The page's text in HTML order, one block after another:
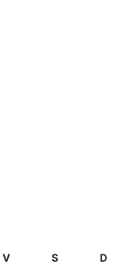
V S D